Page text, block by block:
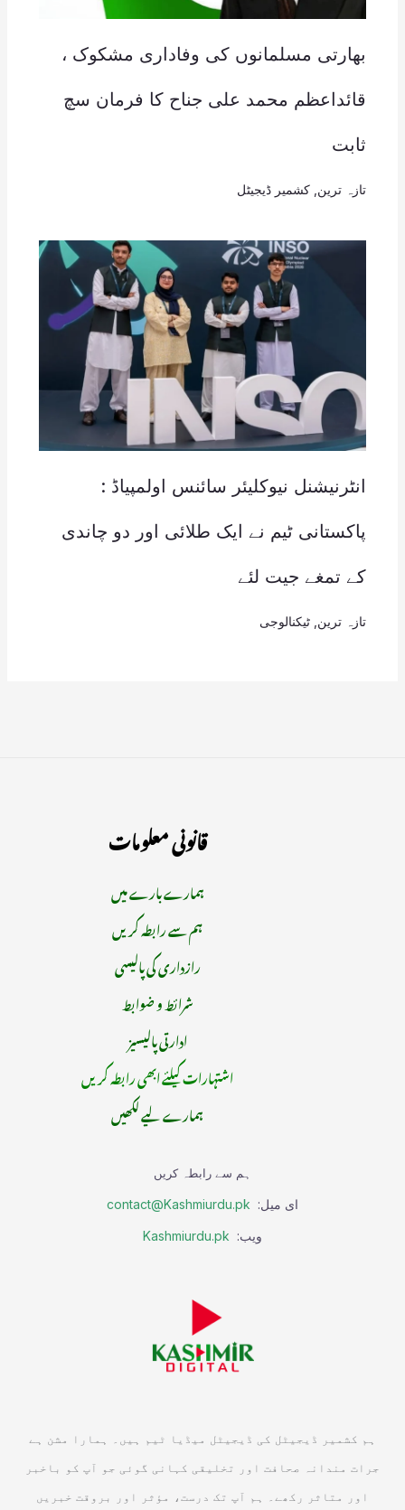
بھارتی مسلمانوں کی وفاداری مشکوک ،
قائداعظم محمد علی جناح کا فرمان سچ
ثابت
تازہ ترین کشمیر ڈیجیٹل
انٹرنیشنل نیوکلیئر سائنس اولمپیاڈ :
پاکستانی ٹیم نے ایک طلائی اور دو چاندی
کے تمغے جیت لئے
تازہ ترین ٹیکنالوجی
قانونی معلومات
ہمارے بارے میں
ہم سے رابطہ کریں
رازداری کی پالیسی
شرائط و ضوابط
ادارتی پالیسیز
اشتہارات کیلئے ابھی رابطہ کریں
ہمارے لیے لکھیں
ہم سے رابطہ کریں
ای میل: contact@Kashmiurdu.pk
ویب: Kashmiurdu.pk
ہم کشمیر ڈیجیٹل کی ڈیجیٹل میڈیا ٹیم ہیں۔ ہمارا مشن ہے
جرات مندانہ صحافت اور تخلیقی کہانی گوئی جو آپ کو باخبر
اور متاثر رکھے۔ ہم آپ تک درست، مؤثر اور بروقت خبریں